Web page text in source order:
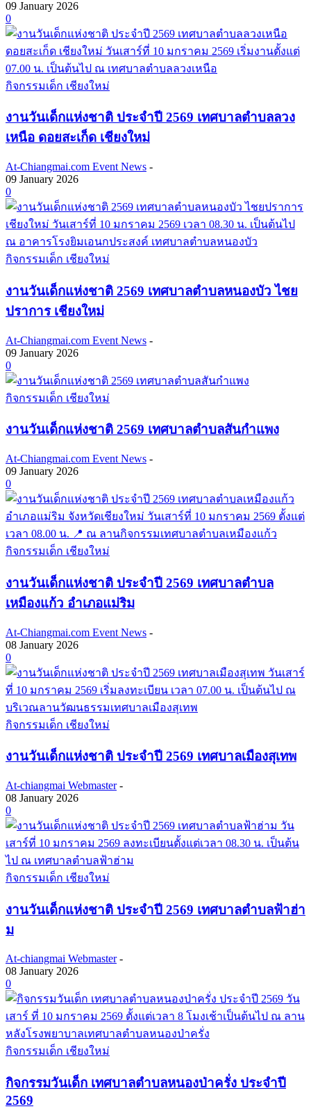
09 January 2026
0
กิจกรรมเด็ก เชียงใหม่
งานวันเด็กแห่งชาติ ประจำปี 2569 เทศบาลตำบลลวง
เหนือ ดอยสะเก็ด เชียงใหม่
At-Chiangmai.com Event News -
09 January 2026
0
กิจกรรมเด็ก เชียงใหม่
งานวันเด็กแห่งชาติ 2569 เทศบาลตำบลหนองบัว ไชย
ปราการ เชียงใหม่
At-Chiangmai.com Event News -
09 January 2026
0
กิจกรรมเด็ก เชียงใหม่
งานวันเด็กแห่งชาติ 2569 เทศบาลตำบลสันกำแพง
At-Chiangmai.com Event News -
09 January 2026
0
กิจกรรมเด็ก เชียงใหม่
งานวันเด็กแห่งชาติ ประจำปี 2569 เทศบาลตำบล
เหมืองแก้ว อำเภอแม่ริม
At-Chiangmai.com Event News -
08 January 2026
0
กิจกรรมเด็ก เชียงใหม่
งานวันเด็กแห่งชาติ ประจำปี 2569 เทศบาลเมืองสุเทพ
At-chiangmai Webmaster -
08 January 2026
0
กิจกรรมเด็ก เชียงใหม่
งานวันเด็กแห่งชาติ ประจำปี 2569 เทศบาลตำบลฟ้าฮ่า
ม
At-chiangmai Webmaster -
08 January 2026
0
กิจกรรมเด็ก เชียงใหม่
กิจกรรมวันเด็ก เทศบาลตำบลหนองป่าครั่ง ประจำปี
2569